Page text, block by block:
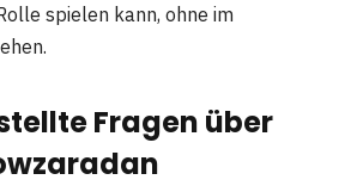
spielen kann, ohne im
Fragen über